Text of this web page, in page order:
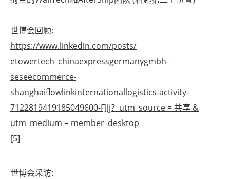
世博会回顾:
https://www.linkedin.com/posts/
etowertech_chinaexpressgermanygmbh-
seseecommerce-
shanghaiflowlinkinternationallogistics-activity-
7122819419185049600-FJlj？utm_source = 共享 &
utm_medium = member_desktop
[5]
世博会采访: